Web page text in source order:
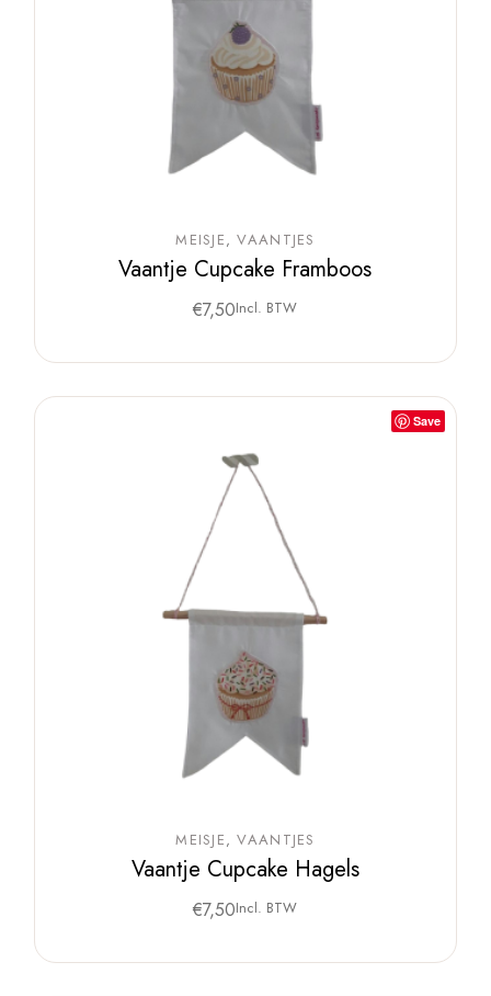
MEISJE VAANTJES
Vaantje Cupcake Framboos
€7,50Incl. BTW
Save
MEISJE VAANTJES
Vaantje Cupcake Hagels
€7,50Incl. BTW